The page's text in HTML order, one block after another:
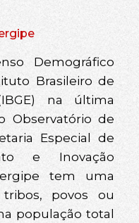
Demográfico
Brasileiro de
na última
Observatório de
Especial de
e Inovação
tem uma
povos ou
população total